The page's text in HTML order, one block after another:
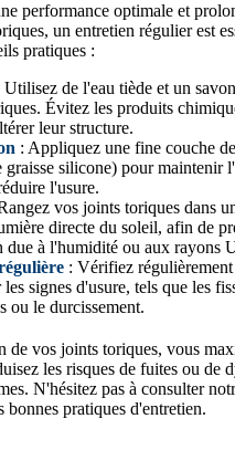
performance optimale et
un entretien régulier est
pratiques :
Utilisez de l'eau tiède et un
Évitez les produits
leur structure.
: Appliquez une fine couche
graisse silicone) pour maintenir
l'usure.
vos joints toriques dans
directe du soleil, afin de
due à l'humidité ou aux rayons
: Vérifiez
signes d'usure, tels que les
ou le durcissement.
de vos joints toriques, vous
les risques de fuites ou de
N'hésitez pas à consulter
bonnes pratiques d'entretien.